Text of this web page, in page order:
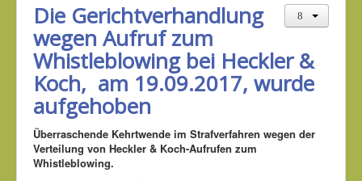
Die Gerichtverhandlung
wegen Aufruf zum
Whistleblowing bei Heckler &
Koch, am 19.09.2017, wurde
aufgehoben
Überraschende Kehrtwende im Strafverfahren wegen der
Verteilung von Heckler & Koch-Aufrufen zum
Whistleblowing.